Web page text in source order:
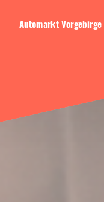
Automarkt Vorgebirge